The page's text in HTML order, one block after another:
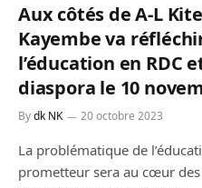
Aux côtés de A-L
Kayembe va
l’éducation en RDC
diaspora le 10
Bydk NK 20 octobre 2023
La problématique de
prometteur sera au cœur